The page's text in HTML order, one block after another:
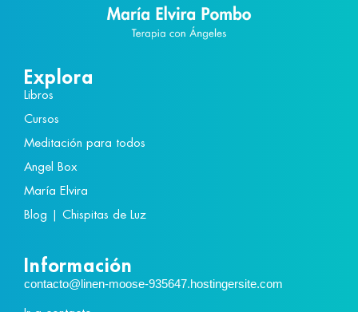
Explora
Libros
Cursos
Meditación para todos
Angel Box
María Elvira
Blog | Chispitas de Luz
Información
contacto@linen-moose-935647.hostingersite.com